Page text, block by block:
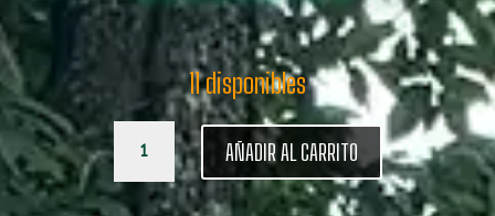
11 disponibles
MIGUEL
DE
CERVANTES
AÑADIR AL CARRITO